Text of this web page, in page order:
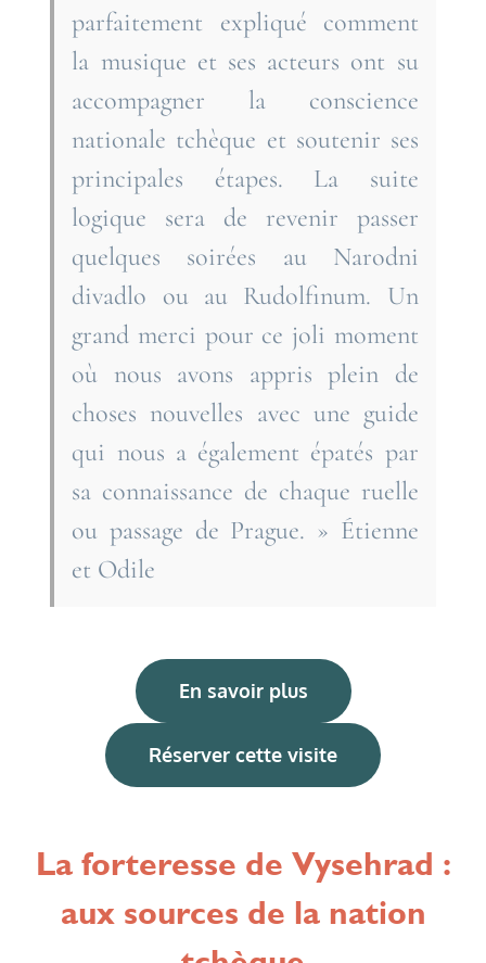
parfaitement expliqué comment
la musique et ses acteurs ont su
accompagner la conscience
nationale tchèque et soutenir ses
principales étapes. La suite
logique sera de revenir passer
quelques soirées au Narodni
divadlo ou au Rudolfinum. Un
grand merci pour ce joli moment
où nous avons appris plein de
choses nouvelles avec une guide
qui nous a également épatés par
sa connaissance de chaque ruelle
ou passage de Prague. » Étienne
et Odile
En savoir plus
Réserver cette visite
La forteresse de Vysehrad :
aux sources de la nation